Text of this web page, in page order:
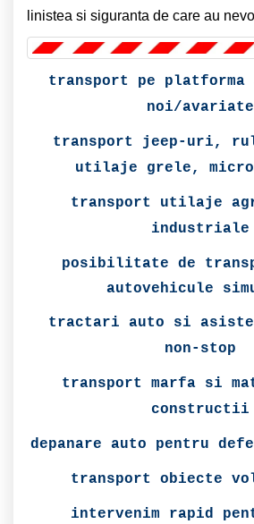
linistea si siguranta de care au
transport pe platforma
noi/avariate
transport jeep-uri,
utilaje grele,
transport utilaje
industriale
posibilitate de
autovehicule
tractari auto si
non-stop
transport marfa si
constructii
depanare auto pentru
transport obiecte
intervenim rapid